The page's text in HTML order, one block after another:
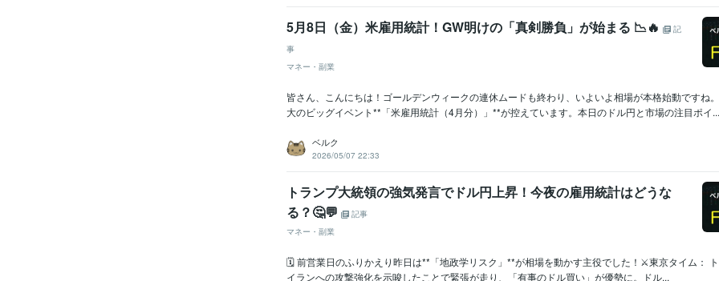
5月8日（金）米雇用統計！GW明けの「真剣勝負」が始まる 📉🔥
記
事
マネー・副業
皆さん、こんにちは！ゴールデンウィークの連休ムードも終わり、いよいよ相場が本格始動ですね
大のビッグイベント**「米雇用統計（4月分）」**が控えています。​本日のドル円と市場の注目ポイ...
ベルク
2026/05/07 22:33
トランプ大統領の強気発言でドル円上昇！今夜の雇用統計はどうな
る？🤔💬
記事
マネー・副業
​🗓 前営業日のふりかえり​昨日は**「地政学リスク」**が相場を動かす主役でした！⚔️​東京タイム：
イランへの攻撃強化を示唆したことで緊張が走り、「有事のドル買い」が優勢に。ドル...